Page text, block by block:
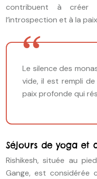
contribuent à créer
l’introspection et à la
Le silence des
vide, il est rempli de
paix profonde qui
Séjours de yoga et
Rishikesh, située au
Gange, est considérée